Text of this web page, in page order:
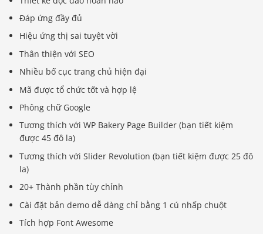
Đáp ứng đầy đủ
Hiệu ứng thị sai tuyệt vời
Thân thiện với SEO
Nhiều bố cục trang chủ hiện đại
Mã được tổ chức tốt và hợp lệ
Phông chữ Google
Tương thích với WP Bakery Page Builder (bạn tiết kiệm
được 45 đô la)
Tương thích với Slider Revolution (bạn tiết kiệm được 25 đô
la)
20+ Thành phần tùy chỉnh
Cài đặt bản demo dễ dàng chỉ bằng 1 cú nhấp chuột
Tích hợp Font Awesome